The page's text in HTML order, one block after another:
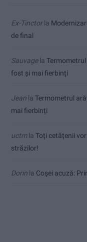
Ex-Tinctorla
de final
Sauvagela
fost și mai fierbinți
Jean la Termometrul
mai fierbinți
uctmla Toți cetățenii
străzilor!
Dorin la Coșei acuză: